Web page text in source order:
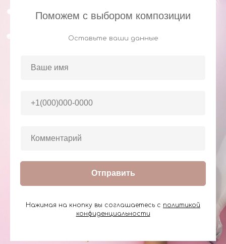
Поможем с выбором композиции
Оставьте ваши данные
Отправить
Нажимая на кнопку вы соглашаетесь с политикой
конфиденциальности